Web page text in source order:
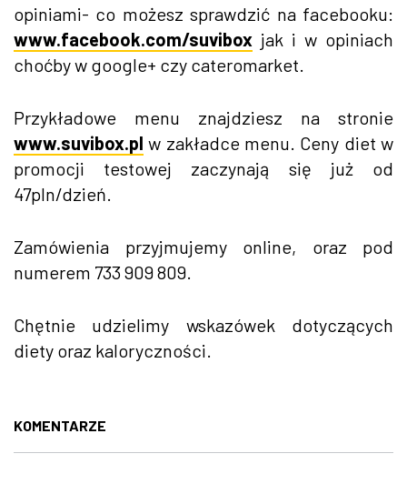
opiniami- co możesz sprawdzić na facebooku:
www.facebook.com/suvibox jak i w opiniach
choćby w google+ czy cateromarket.
Przykładowe menu znajdziesz na stronie
www.suvibox.pl w zakładce menu. Ceny diet w
promocji testowej zaczynają się już od
47pln/dzień.
Zamówienia przyjmujemy online, oraz pod
numerem 733 909 809.
Chętnie udzielimy wskazówek dotyczących
diety oraz kaloryczności.
KOMENTARZE